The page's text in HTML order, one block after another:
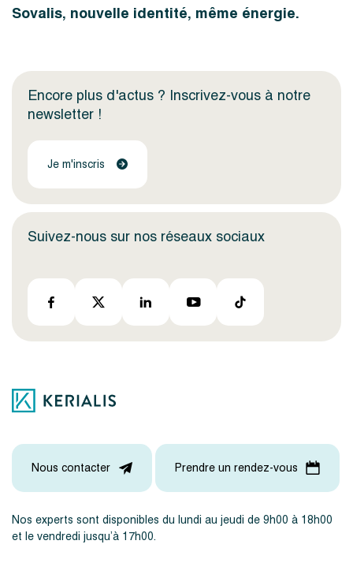
Sovalis, nouvelle identité, même énergie.
Encore plus d'actus ? Inscrivez-vous à notre
newsletter !
Je m'inscris
Suivez-nous sur nos réseaux sociaux
Nos experts sont disponibles du lundi au jeudi de 9h00 à 18h00
et le vendredi jusqu’à 17h00.
Nous contacter Prendre un rendez-vous